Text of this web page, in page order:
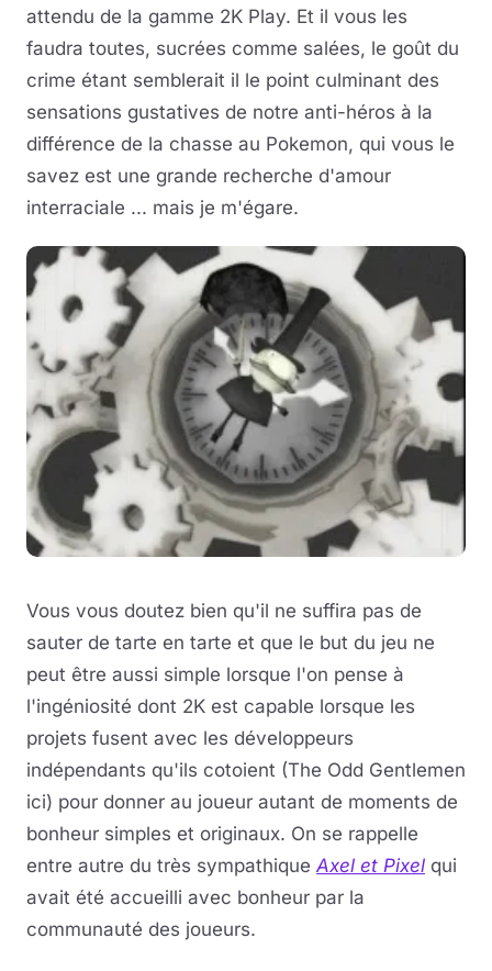
attendu de la gamme 2K Play. Et il vous les
faudra toutes, sucrées comme salées, le goût du
crime étant semblerait il le point culminant des
sensations gustatives de notre anti-héros à la
différence de la chasse au Pokemon, qui vous le
savez est une grande recherche d'amour
interraciale ... mais je m'égare.
Vous vous doutez bien qu'il ne suffira pas de
sauter de tarte en tarte et que le but du jeu ne
peut être aussi simple lorsque l'on pense à
l'ingéniosité dont 2K est capable lorsque les
projets fusent avec les développeurs
indépendants qu'ils cotoient (The Odd Gentlemen
ici) pour donner au joueur autant de moments de
bonheur simples et originaux. On se rappelle
entre autre du très sympathiqueAxel et Pixel qui
avait été accueilli avec bonheur par la
communauté des joueurs.